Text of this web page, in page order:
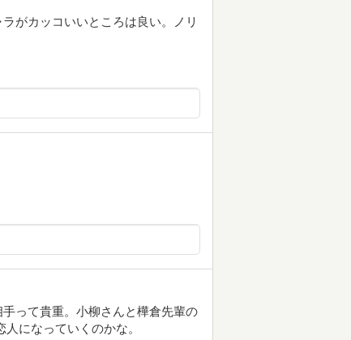
がカッコいいところは良い。ノリ
って貴重。小柳さんと樺倉先輩の
になっていくのかな。